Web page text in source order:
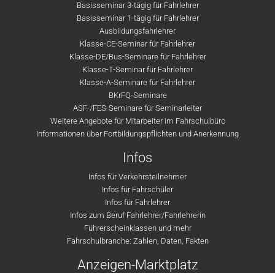
Basisseminar 3-tägig für Fahrlehrer
Basisseminar 1-tägig für Fahrlehrer
Ausbildungsfahrlehrer
Klasse-CE-Seminar für Fahrlehrer
Klasse-DE/Bus-Seminare für Fahrlehrer
Klasse-T-Seminar für Fahrlehrer
Klasse-A-Seminare für Fahrlehrer
BKrFQ-Seminare
ASF-/FES-Seminare für Seminarleiter
Weitere Angebote für Mitarbeiter im Fahrschulbüro
Informationen über Fortbildungspflichten und Anerkennung
Infos
Infos für Verkehrsteilnehmer
Infos für Fahrschüler
Infos für Fahrlehrer
Infos zum Beruf Fahrlehrer/Fahrlehrerin
Führerscheinklassen und mehr
Fahrschulbranche: Zahlen, Daten, Fakten
Anzeigen-Marktplatz